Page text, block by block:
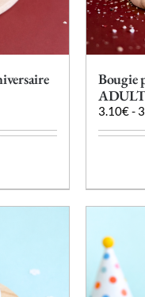
Bougie
3.10€-